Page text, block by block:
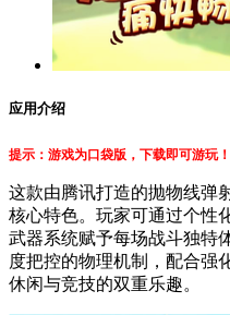
应用介绍
提示：游戏为口袋版 ， 下载即可游玩！
这款由腾讯打造的抛物线弹
核心特色。玩家可通过个性
武器系统赋予每场战斗独特
度把控的物理机制，配合强
休闲与竞技的双重乐趣。